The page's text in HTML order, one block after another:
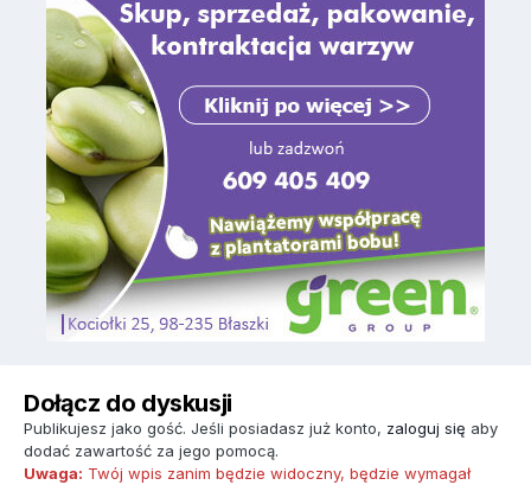
Dołącz do dyskusji
Publikujesz jako gość. Jeśli posiadasz już konto, zaloguj się aby
dodać zawartość za jego pomocą.
Uwaga: Twój wpis zanim będzie widoczny, będzie wymagał